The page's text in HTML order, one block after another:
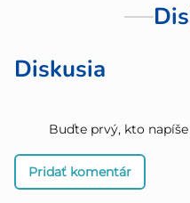
Diskusia
Buďte prvý, kto
Pridať komentár